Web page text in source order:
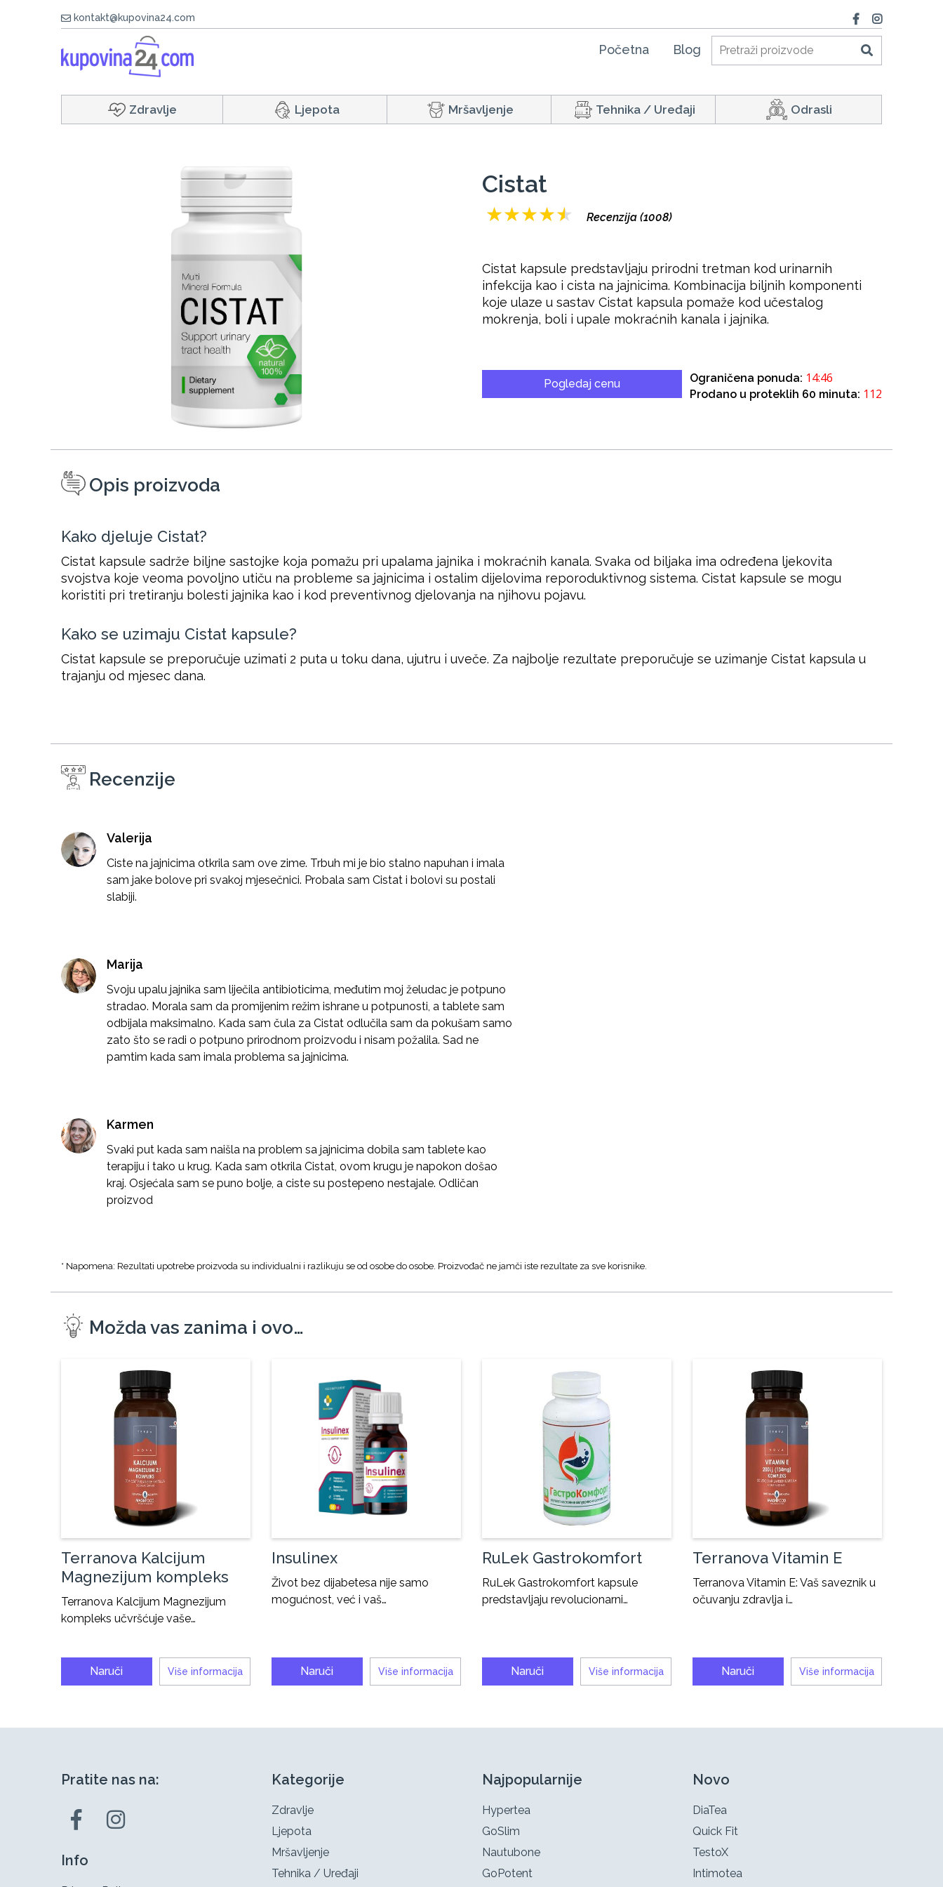
kontakt@kupovina24.com
Početna Blog
Zdravlje Ljepota Mršavljenje Tehnika / Uređaji Odrasli
Cistat
★★★★★ Recenzija (1008)
Cistat kapsule predstavljaju prirodni tretman kod urinarnih
infekcija kao i cista na jajnicima. Kombinacija biljnih komponenti
koje ulaze u sastav Cistat kapsula pomaže kod učestalog
mokrenja, boli i upale mokraćnih kanala i jajnika.
Pogledaj cenu Ograničena ponuda: 14:46
Prodano u proteklih 60 minuta: 112
Opis proizvoda
Kako djeluje Cistat?
Cistat kapsule sadrže biljne sastojke koja pomažu pri upalama jajnika i mokraćnih kanala. Svaka od biljaka ima određena ljekovita
svojstva koje veoma povoljno utiču na probleme sa jajnicima i ostalim dijelovima reporoduktivnog sistema. Cistat kapsule se mogu
koristiti pri tretiranju bolesti jajnika kao i kod preventivnog djelovanja na njihovu pojavu.
Kako se uzimaju Cistat kapsule?
Cistat kapsule se preporučuje uzimati 2 puta u toku dana, ujutru i uveče. Za najbolje rezultate preporučuje se uzimanje Cistat kapsula u
trajanju od mjesec dana.
Recenzije
Valerija
Ciste na jajnicima otkrila sam ove zime. Trbuh mi je bio stalno napuhan i imala
sam jake bolove pri svakoj mjesečnici. Probala sam Cistat i bolovi su postali
slabiji.
Marija
Svoju upalu jajnika sam liječila antibioticima, međutim moj želudac je potpuno
stradao. Morala sam da promijenim režim ishrane u potpunosti, a tablete sam
odbijala maksimalno. Kada sam čula za Cistat odlučila sam da pokušam samo
zato što se radi o potpuno prirodnom proizvodu i nisam požalila. Sad ne
pamtim kada sam imala problema sa jajnicima.
Karmen
Svaki put kada sam naišla na problem sa jajnicima dobila sam tablete kao
terapiju i tako u krug. Kada sam otkrila Cistat, ovom krugu je napokon došao
kraj. Osjećala sam se puno bolje, a ciste su postepeno nestajale. Odličan
proizvod
* Napomena: Rezultati upotrebe proizvoda su individualni i razlikuju se od osobe do osobe. Proizvođač ne jamči iste rezultate za sve korisnike.
Možda vas zanima i ovo…
Terranova Kalcijum
Magnezijum kompleks
Terranova Kalcijum Magnezijum
kompleks učvršćuje vaše…
Naruči Više informacija
Insulinex
Život bez dijabetesa nije samo
mogućnost, već i vaš…
Naruči Više informacija
RuLek Gastrokomfort
RuLek Gastrokomfort kapsule
predstavljaju revolucionarni…
Naruči Više informacija
Terranova Vitamin E
Terranova Vitamin E: Vaš saveznik u
očuvanju zdravlja i…
Naruči Više informacija
Pratite nas na:
Info
Kategorije
Zdravlje
Ljepota
Mršavljenje
Tehnika / Uređaji
Najpopularnije
Hypertea
GoSlim
Nautubone
GoPotent
Novo
DiaTea
Quick Fit
TestoX
Intimotea